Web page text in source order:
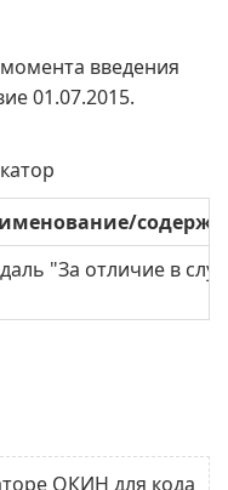
введения
01.07.2015.
"За отличие в
ОКИН для кода